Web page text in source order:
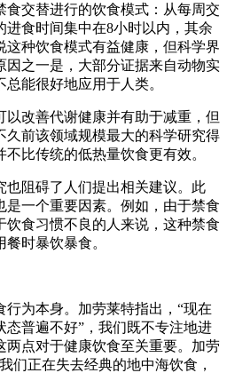
食交替进行的饮食模式：从每周交
进食时间集中在8小时以内，其余
这种饮食模式有益健康，但科学界
因之一是，大部分证据来自动物实
能很好地应用于人类。
以改善代谢健康并有助于减重，但
久前该领域规模最大的科学研究得
比传统的低热量饮食更有效。
也阻碍了人们提出相关建议。此
是一个重要因素。例如，由于禁食
饮食习惯不良的人来说，这种禁食
时暴饮暴食。
行为本身。加劳莱特指出，“现在
态普遍不好”，我们既不专注地进
两点对于健康饮食至关重要。加劳
们正在失去经典的地中海饮食，